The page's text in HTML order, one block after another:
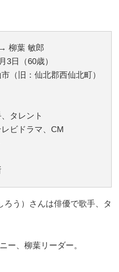
柳葉 敏郎
3日（60歳）
（旧：仙北郡西仙北町）
タレント
ビドラマ、CM
う）さんは俳優で歌手、タ
ー、柳葉リーダー。